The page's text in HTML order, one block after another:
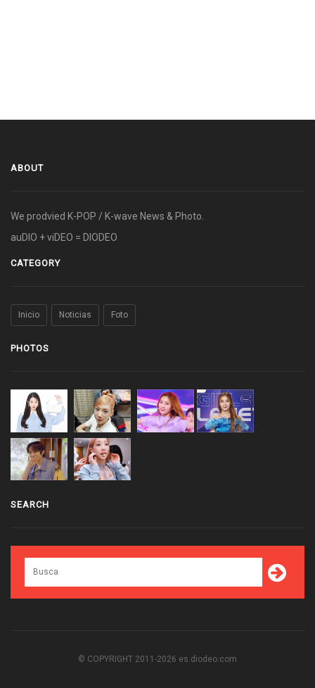
ABOUT
We prodvied K-POP / K-wave News & Photo.
auDIO + viDEO = DIODEO
CATEGORY
Inicio Noticias Foto
PHOTOS
SEARCH
© COPYRIGHT 2011-2026 es.diodeo.com